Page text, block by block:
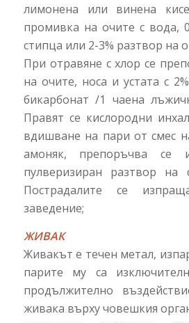
лимонена или винена
промивка на очите с вода,
стипца или 2-3% разтвор на
При отравяне с хлор се
на очите, носа и устата с
бикарбонат /1 чаена
Правят се кислородни
вдишване на пари от смес
амоняк, препоръчва
пулверизиран разтвор на
Пострадалите се
заведение;
ЖИВАК
Живакът е течен метал,
парите му са
продължително
живака върху човешкия